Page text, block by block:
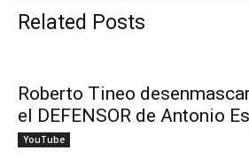
Related Posts
Roberto Tineo
el DEFENSOR de Antonio
YouTube